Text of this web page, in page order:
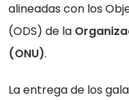
alineadas con los
(ODS) de la
(ONU).
La entrega de los